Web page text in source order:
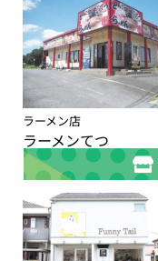
ラーメン店
ラーメンてつ